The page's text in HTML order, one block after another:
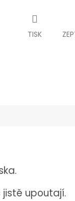
TISK
upoutají.